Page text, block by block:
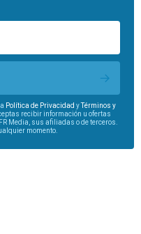
Política de Privacidad yTérminos y
recibir información u ofertas
Media, sus afiliadas o de terceros.
momento.